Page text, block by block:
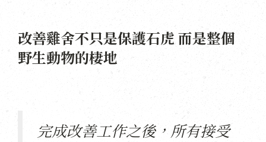
改善雞舍不只是保護石虎 而是整個
野生動物的棲地
完成改善工作之後，所有接受